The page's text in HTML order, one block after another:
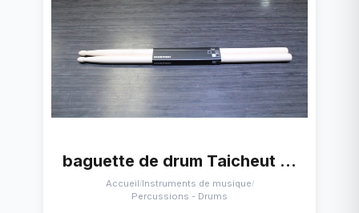
baguette de drum Taicheut 5A
Accueil/Instruments de musique/
Percussions - Drums